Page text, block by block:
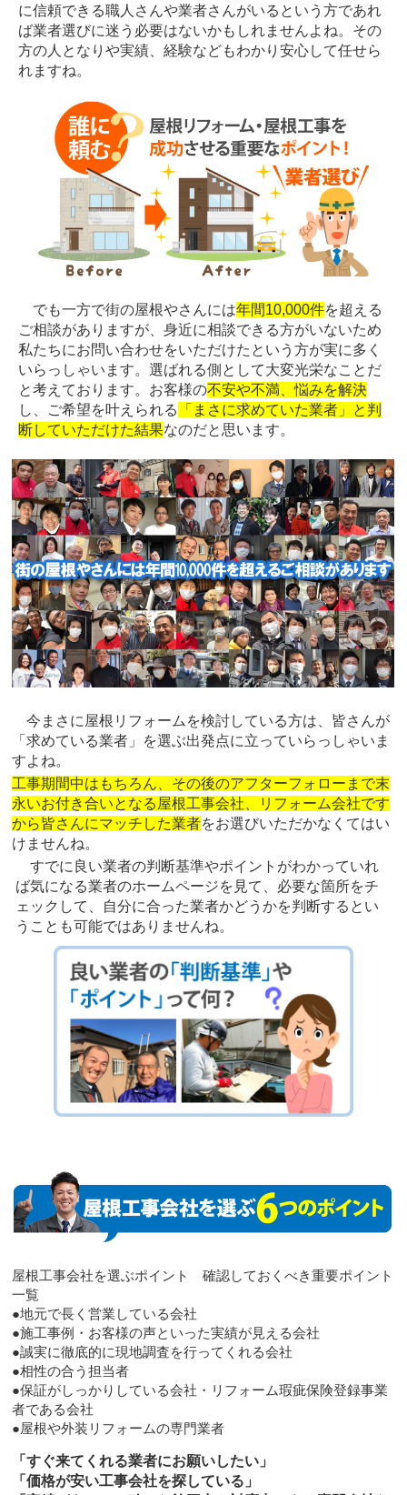
に信頼できる職人さんや業者さんがいるという方であれ
ば業者選びに迷う必要はないかもしれませんよね。その
方の人となりや実績、経験などもわかり安心して任せら
れますね。
でも一方で街の屋根やさんには年間10,000件を超える
ご相談がありますが、身近に相談できる方がいないため
私たちにお問い合わせをいただけたという方が実に多く
いらっしゃいます。選ばれる側として大変光栄なことだ
と考えております。お客様の不安や不満、悩みを解決
し、ご希望を叶えられる
「まさに求めていた業者」と判
断していただけた結果なのだと思います。
今まさに屋根リフォームを検討している方は、皆さんが
「求めている業者」を選ぶ出発点に立っていらっしゃいま
すよね。
工事期間中はもちろん、その後のアフターフォローまで末
永いお付き合いとなる屋根工事会社、リフォーム会社です
から皆さんにマッチした業者をお選びいただかなくてはい
けませんね。
すでに良い業者の判断基準やポイントがわかっていれ
ば気になる業者のホームページを見て、必要な箇所をチ
ェックして、自分に合った業者かどうかを判断するとい
うことも可能ではありませんね。
屋根工事会社を選ぶポイント 確認しておくべき重要ポイント
一覧
●地元で長く営業している会社
●施工事例・お客様の声といった実績が見える会社
●誠実に徹底的に現地調査を行ってくれる会社
●相性の合う担当者
●保証がしっかりしている会社・リフォーム瑕疵保険登録事業
者である会社
●屋根や外装リフォームの専門業者
「すぐ来てくれる業者にお願いしたい」
「価格が安い工事会社を探している」